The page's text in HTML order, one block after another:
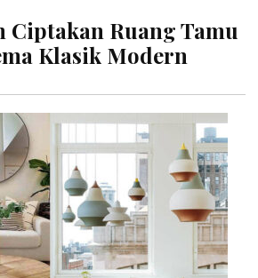
Ciptakan Ruang Tamu
Klasik Modern